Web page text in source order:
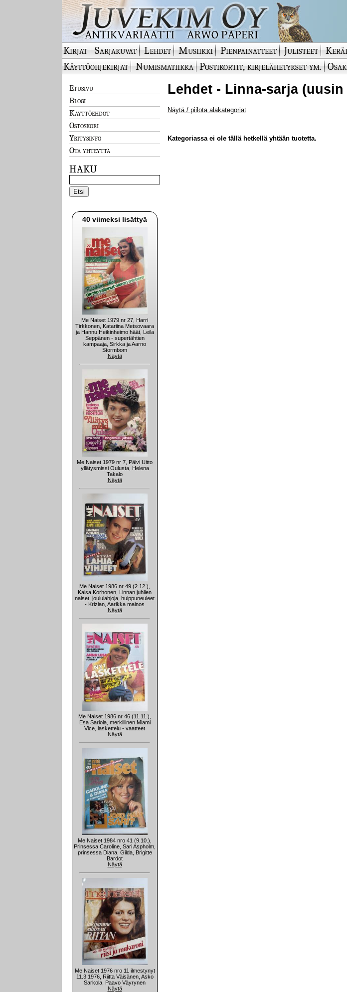
Kirjat Sarjakuvat Lehdet Musiikki Pienpainatteet Julisteet
Käyttöohjekirjat
Numismatiikka Postikortit, kirjelähetykset ym.
Etusivu
Blogi
Käyttöehdot
Ostoskori
Yritysinfo
Ota yhteyttä
HAKU
40 viimeksi lisättyä
Me Naiset 1979 nr 27, Harri
Tirkkonen, Katariina Metsovaara
ja Hannu Heikinheimo häät, Leila
Seppänen - supertähtien
kampaaja, Sirkka ja Aarno
Stormbom
Näytä
Me Naiset 1979 nr 7, Päivi Uitto
yllätysmissi Oulusta, Helena
Takalo
Näytä
Me Naiset 1986 nr 49 (2.12.),
Kaisa Korhonen, Linnan juhlien
naiset, joululahjoja, huippuneuleet
- Krizian, Aarikka mainos
Näytä
Me Naiset 1986 nr 46 (11.11.),
Esa Sariola, merkillinen Miami
Vice, laskettelu - vaatteet
Näytä
Me Naiset 1984 nro 41 (9.10.),
Prinsessa Caroline, Sari Aspholm,
prinsessa Diana, Gilda, Brigitte
Bardot
Näytä
Me Naiset 1976 nro 11 ilmestynyt
11.3.1976, Riitta Väisänen, Asko
Sarkola, Paavo Väyrynen
Näytä
Lehdet - Linna-sarja (uusin
Näytä / piilota alakategoriat
Kategoriassa ei ole tällä hetkellä yhtään tuotetta.